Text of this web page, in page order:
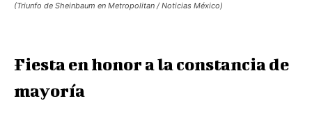
(Triunfo de Sheinbaum en Metropolitan / Noticias México)
Fiesta en honor a la constancia de
mayoría